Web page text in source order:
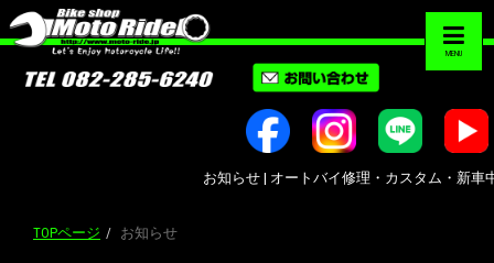
MENU
お知らせ | オートバイ修理・カスタム・新車
TOPページ お知らせ